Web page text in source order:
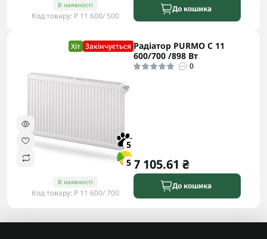
В наявності
Код товару: P 11 600/ 500
До кошика
Хіт Закінчується
5
5
В наявності
Код товару: P 11 600/ 700
Радіатор PURMO C 11
600/700 /898 Вт
0
7 105.61 ₴
До кошика